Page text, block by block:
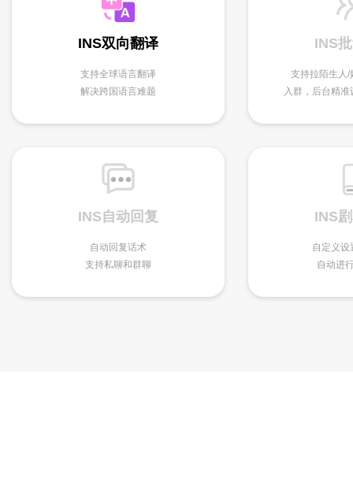
INS双向翻译
支持全球语言翻译
解决跨国语言难题
INS
支持拉陌生人/
入群，后台精
INS自动回复
自动回复话术
支持私聊和群聊
INS
自定义设
自动进